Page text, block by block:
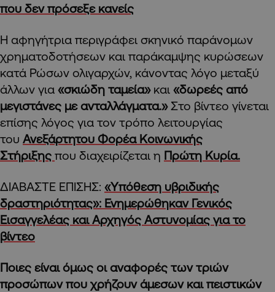
που δεν πρόσεξε κανείς
Η αφηγήτρια περιγράφει σκηνικό παράνομων
χρηματοδοτήσεων και παράκαμψης κυρώσεων
κατά Ρώσων ολιγαρχών, κάνοντας λόγο μεταξύ
άλλων για «σκιώδη ταμεία»και «δωρεές από
μεγιστάνες με ανταλλάγματα.»Στο βίντεο γίνεται
επίσης λόγος για τον τρόπο λειτουργίας
του Ανεξάρτητου Φορέα Κοινωνικής
Στήριξης που διαχειρίζεται η Πρώτη Κυρία.
ΔΙΑΒΑΣΤΕ ΕΠΙΣΗΣ: «Yπόθεση υβριδικής
δραστηριότητας»: Ενημερώθηκαν Γενικός
Εισαγγελέας και Αρχηγός Αστυνομίας για το
βίντεο
Ποιες είναι όμως οι αναφορές των τριών
προσώπων που χρήζουν άμεσων και πειστικών